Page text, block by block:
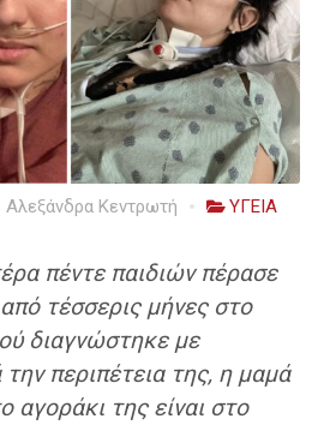
Αλεξάνδρα Κεντρωτή ΥΓΕΙΑ
πέντε παιδιών πέρασε
τέσσερις μήνες στο
διαγνώστηκε με
περιπέτεια της, η μαμά
αγοράκι της είναι στο